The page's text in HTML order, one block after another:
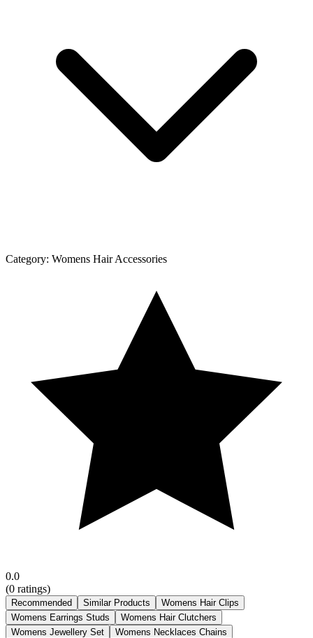
Category: Womens Hair Accessories
0.0
(0 ratings)
Recommended Similar Products
Womens Hair Clips
Womens Earrings Studs
Womens Hair Clutchers
Womens Jewellery Set
Womens Necklaces Chains